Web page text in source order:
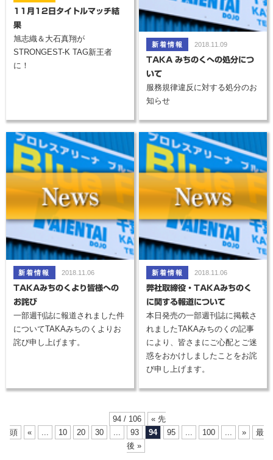
11月12日タイトルマッチ結
果
旭志織＆大石真翔が
STRONGEST-K TAG新王者
に！
2018.11.09
TAKA みちのくへの処分につ
いて
服務規律違反に対する処分のお
知らせ
2018.11.06
TAKAみちのくより皆様への
お詫び
一部週刊誌に報道されました件
についてTAKAみちのくよりお
詫び申し上げます。
2018.11.06
弊社取締役・TAKAみちのく
に関する報道について
本日発売の一部週刊誌に掲載さ
れましたTAKAみちのくの記事
により、皆さまにご心配とご迷
惑をおかけしましたことをお詫
び申し上げます。
94 / 106
« 先
頭
« 10 20 30 93 94 95 100 »
最
後 »